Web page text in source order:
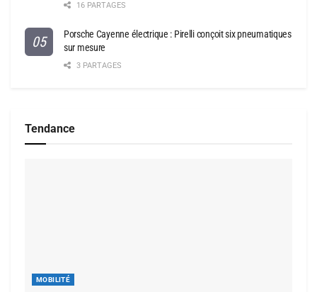
16 PARTAGES
Porsche Cayenne électrique : Pirelli conçoit six pneumatiques
sur mesure
3 PARTAGES
Tendance
MOBILITÉ